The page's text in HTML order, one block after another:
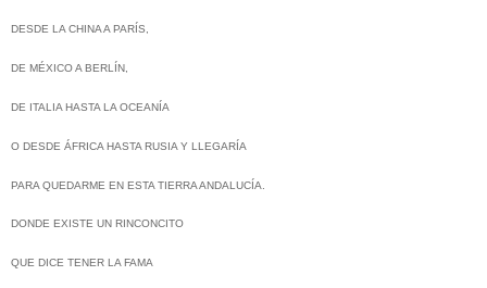
DESDE LA CHINA A PARÍS,
DE MÉXICO A BERLÍN,
DE ITALIA HASTA LA OCEANÍA
O DESDE ÁFRICA HASTA RUSIA Y LLEGARÍA
PARA QUEDARME EN ESTA TIERRA ANDALUCÍA.
DONDE EXISTE UN RINCONCITO
QUE DICE TENER LA FAMA